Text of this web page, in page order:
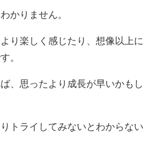
かりません。
り楽しく感じたり、想像以上に
。
、思ったより成長が早いかもし
トライしてみないとわからない